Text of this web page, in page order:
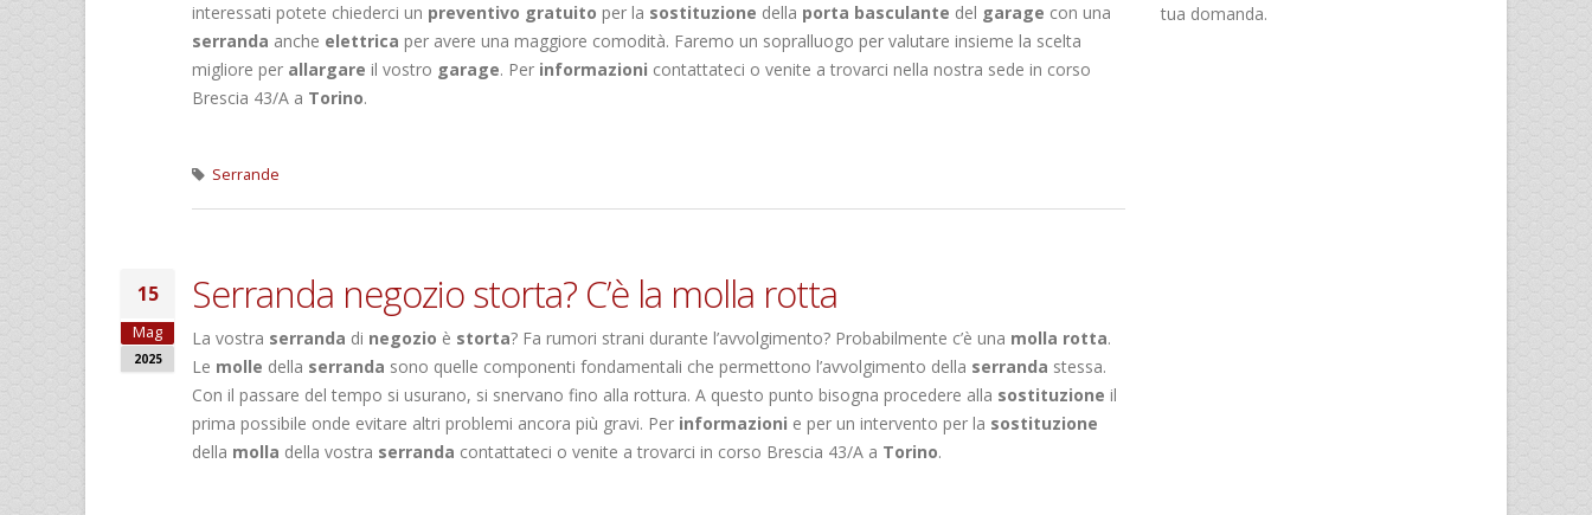
interessati potete chiederci un preventivo gratuito per la sostituzione della porta basculante del garage con una
serranda anche elettrica per avere una maggiore comodità. Faremo un sopralluogo per valutare insieme la scelta
migliore per allargare il vostro garage. Per informazioni contattateci o venite a trovarci nella nostra sede in corso
Brescia 43/A a Torino.
Serrande
15
Mag
2025
Serranda negozio storta? C’è la molla rotta
La vostra serranda di negozio è storta? Fa rumori strani durante l’avvolgimento? Probabilmente c’è una molla rotta.
Le molle della serranda sono quelle componenti fondamentali che permettono l’avvolgimento della serranda stessa.
Con il passare del tempo si usurano, si snervano fino alla rottura. A questo punto bisogna procedere alla sostituzione il
prima possibile onde evitare altri problemi ancora più gravi. Per informazioni e per un intervento per la sostituzione
della molla della vostra serranda contattateci o venite a trovarci in corso Brescia 43/A a Torino.
tua domanda.